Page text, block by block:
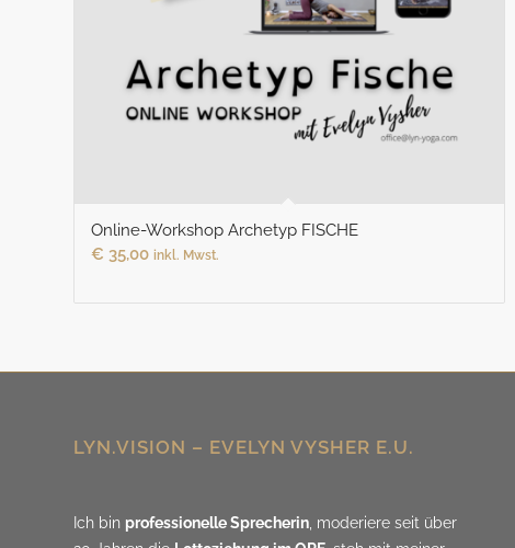
Online-Workshop Archetyp FISCHE
€ 35,00 inkl. Mwst.
LYN.VISION – EVELYN VYSHER E.U.
Ich bin professionelle Sprecherin , moderiere seit über